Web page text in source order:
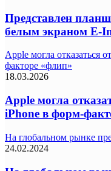
Представлен
белым экраном E-
Apple могла отказаться
факторе «флип»
18.03.2026
Apple могла
iPhone в форм-
На глобальном рынке
24.02.2024